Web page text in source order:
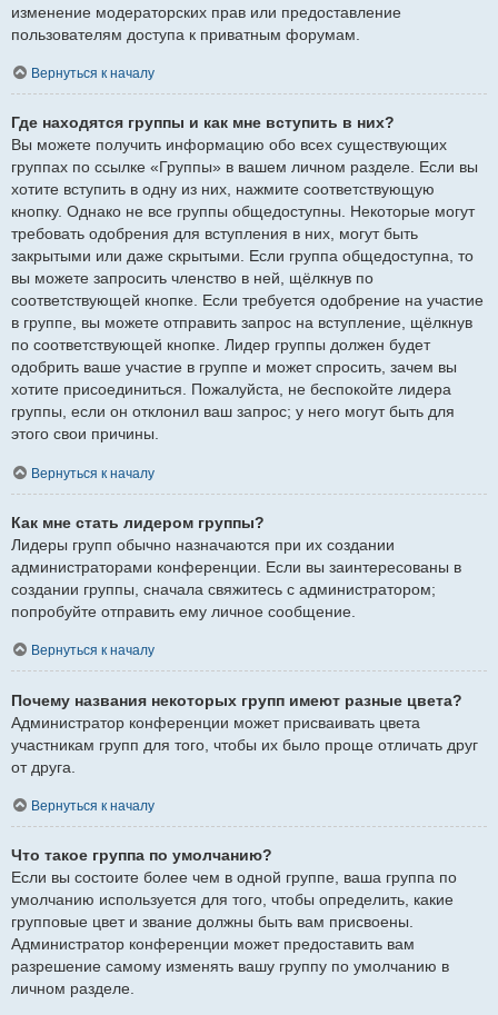
изменение модераторских прав или предоставление
пользователям доступа к приватным форумам.
Вернуться к началу
Где находятся группы и как мне вступить в них?
Вы можете получить информацию обо всех существующих
группах по ссылке «Группы» в вашем личном разделе. Если вы
хотите вступить в одну из них, нажмите соответствующую
кнопку. Однако не все группы общедоступны. Некоторые могут
требовать одобрения для вступления в них, могут быть
закрытыми или даже скрытыми. Если группа общедоступна, то
вы можете запросить членство в ней, щёлкнув по
соответствующей кнопке. Если требуется одобрение на участие
в группе, вы можете отправить запрос на вступление, щёлкнув
по соответствующей кнопке. Лидер группы должен будет
одобрить ваше участие в группе и может спросить, зачем вы
хотите присоединиться. Пожалуйста, не беспокойте лидера
группы, если он отклонил ваш запрос; у него могут быть для
этого свои причины.
Вернуться к началу
Как мне стать лидером группы?
Лидеры групп обычно назначаются при их создании
администраторами конференции. Если вы заинтересованы в
создании группы, сначала свяжитесь с администратором;
попробуйте отправить ему личное сообщение.
Вернуться к началу
Почему названия некоторых групп имеют разные цвета?
Администратор конференции может присваивать цвета
участникам групп для того, чтобы их было проще отличать друг
от друга.
Вернуться к началу
Что такое группа по умолчанию?
Если вы состоите более чем в одной группе, ваша группа по
умолчанию используется для того, чтобы определить, какие
групповые цвет и звание должны быть вам присвоены.
Администратор конференции может предоставить вам
разрешение самому изменять вашу группу по умолчанию в
личном разделе.